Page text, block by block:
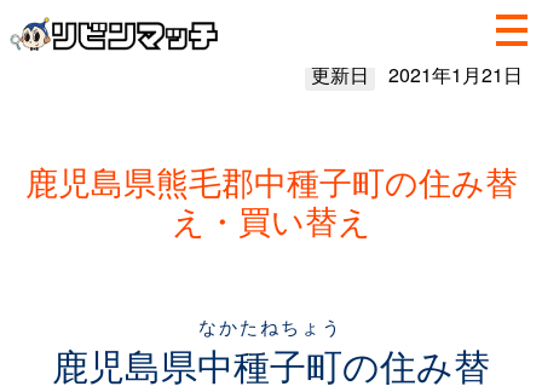
更新日 2021年1月21日
鹿児島県熊毛郡中種子町の住み替
え・買い替え
鹿児島県中種子町
なかたねちょう
の住み替